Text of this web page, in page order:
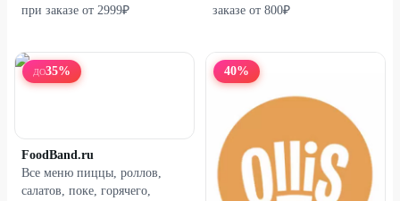
при заказе от 2999₽
заказе от 800₽
ДО35%
FoodBand.ru
Все меню пиццы, роллов,
салатов, поке, горячего,
40%